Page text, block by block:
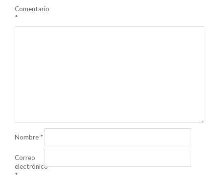
Comentario
*
Nombre *
Correo
electrónico
*